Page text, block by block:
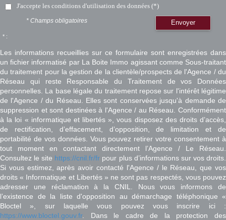
J'accepte les conditions d'utilisation des données (*)
Envoyer
* Champs obligatoires
* :
Les informations recueillies sur ce formulaire sont enregistrées dans
un fichier informatisé par La Boite Immo agissant comme Sous-traitant
du traitement pour la gestion de la clientèle/prospects de l'Agence / du
Réseau qui reste Responsable du Traitement de vos Données
personnelles. La base légale du traitement repose sur l'intérêt légitime
de l'Agence / du Réseau. Elles sont conservées jusqu'à demande de
suppression et sont destinées à l'Agence / au Réseau. Conformément
à la loi « informatique et libertés », vous disposez des droits d’accès,
de rectification, d’effacement, d’opposition, de limitation et de
portabilité de vos données. Vous pouvez retirer votre consentement à
tout moment en contactant directement l’Agence / Le Réseau.
Consultez le site https://cnil.fr/fr pour plus d’informations sur vos droits.
Si vous estimez, après avoir contacté l'Agence / le Réseau, que vos
droits « Informatique et Libertés » ne sont pas respectés, vous pouvez
adresser une réclamation à la CNIL. Nous vous informons de
l’existence de la liste d'opposition au démarchage téléphonique «
Bloctel », sur laquelle vous pouvez vous inscrire ici :
https://www.bloctel.gouv.fr. Dans le cadre de la protection des